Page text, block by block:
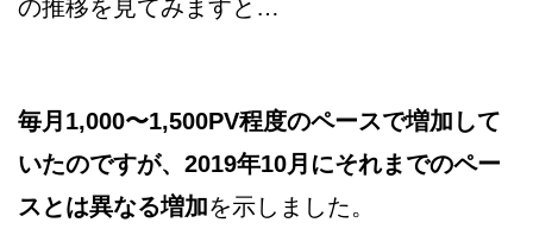
の推移を見てみますと…
毎月1,000〜1,500PV程度のペースで増加して
いたのですが、2019年10月にそれまでのペー
スとは異なる増加を示しました。